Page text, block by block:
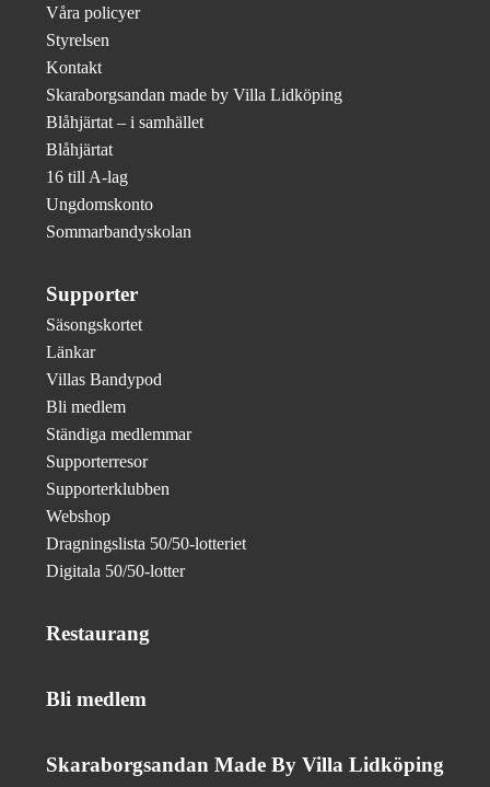
Våra policyer
Styrelsen
Kontakt
Skaraborgsandan made by Villa Lidköping
Blåhjärtat – i samhället
Blåhjärtat
16 till A-lag
Ungdomskonto
Sommarbandyskolan
Supporter
Säsongskortet
Länkar
Villas Bandypod
Bli medlem
Ständiga medlemmar
Supporterresor
Supporterklubben
Webshop
Dragningslista 50/50-lotteriet
Digitala 50/50-lotter
Restaurang
Bli medlem
Skaraborgsandan Made By Villa Lidköping